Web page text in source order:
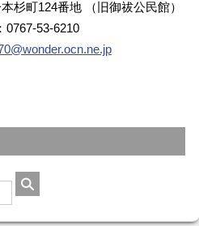
杉町124番地 （旧御祓公民館）
0767-53-6210